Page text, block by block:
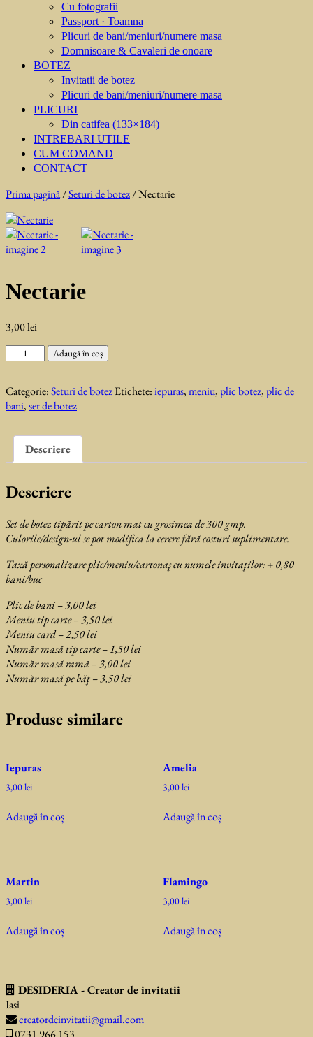
Cu fotografii
Passport · Toamna
Plicuri de bani/meniuri/numere masa
Domnisoare & Cavaleri de onoare
BOTEZ
Invitatii de botez
Plicuri de bani/meniuri/numere masa
PLICURI
Din catifea (133×184)
INTREBARI UTILE
CUM COMAND
CONTACT
Prima pagină/Seturi de botez/ Nectarie
Nectarie
3,00lei
Cantitate
Adaugă în coș
Categorie:Seturi de botezEtichete:iepuras,meniu,plic botez,plic de
bani,set de botez
Descriere
Descriere
Set de botez tipărit pe carton mat cu grosimea de 300 gmp.
Culorile/design-ul se pot modifica la cerere fără costuri suplimentare.
Taxă personalizare plic/meniu/cartonaş cu numele invitaţilor: + 0,80
bani/buc
Plic de bani – 3,00 lei
Meniu tip carte – 3,50 lei
Meniu card – 2,50 lei
Număr masă tip carte – 1,50 lei
Număr masă ramă – 3,00 lei
Număr masă pe băţ – 3,50 lei
Produse similare
Iepuras
3,00lei
Adaugă în coș
Amelia
3,00lei
Adaugă în coș
Martin
3,00lei
Adaugă în coș
Flamingo
3,00lei
Adaugă în coș
DESIDERIA - Creator de invitatii
Iasi
creatordeinvitatii@gmail.com
0731 966 153